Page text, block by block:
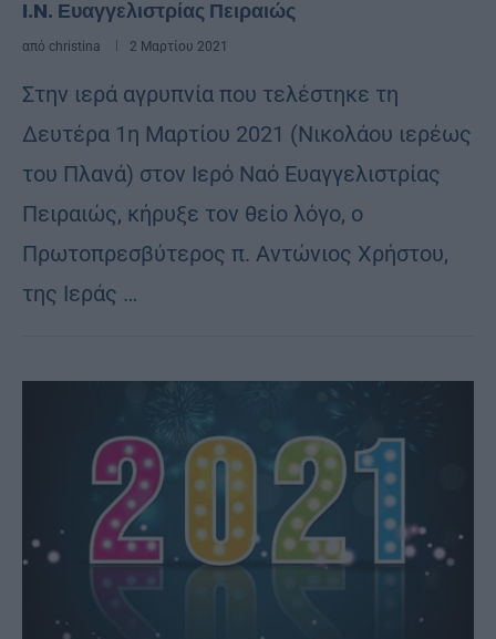
I.N. Ευαγγελιστρίας Πειραιώς
από christina 2 Μαρτίου 2021
Στην ιερά αγρυπνία που τελέστηκε τη
Δευτέρα 1η Μαρτίου 2021 (Νικολάου ιερέως
του Πλανά) στον Ιερό Ναό Ευαγγελιστρίας
Πειραιώς, κήρυξε τον θείο λόγο, ο
Πρωτοπρεσβύτερος π. Αντώνιος Χρήστου,
της Ιεράς …